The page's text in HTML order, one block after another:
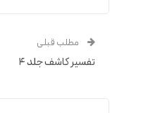
مطلب قبلی
تفسیر کاشف جلد ۴